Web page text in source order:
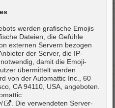
werden grafische Emojis
Dateien, die Gefühle
externen Servern bezogen
der Server, die IP-
damit die Emoji-
übermittelt werden
von der Automattic Inc., 60
CA 94110, USA, angeboten.
. Die verwendeten Server-